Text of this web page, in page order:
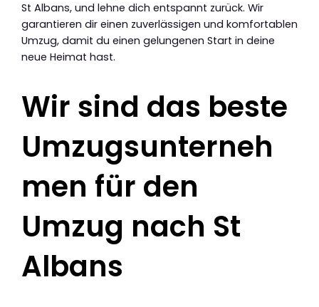
St Albans, und lehne dich entspannt zurück. Wir
garantieren dir einen zuverlässigen und komfortablen
Umzug, damit du einen gelungenen Start in deine
neue Heimat hast.
Wir sind das beste
Umzugsunterneh
men für den
Umzug nach St
Albans